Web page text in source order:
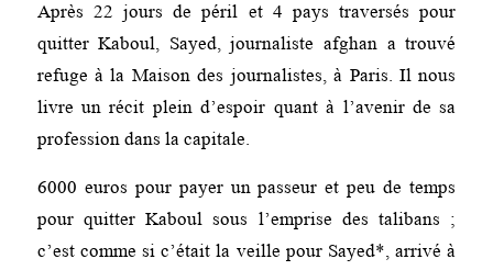
Après 22 jours de péril et 4 pays traversés pour
quitter Kaboul, Sayed, journaliste afghan a trouvé
refuge à la Maison des journalistes, à Paris. Il nous
livre un récit plein d’espoir quant à l’avenir de sa
profession dans la capitale.
6000 euros pour payer un passeur et peu de temps
pour quitter Kaboul sous l’emprise des talibans ;
c’est comme si c’était la veille pour Sayed*, arrivé à